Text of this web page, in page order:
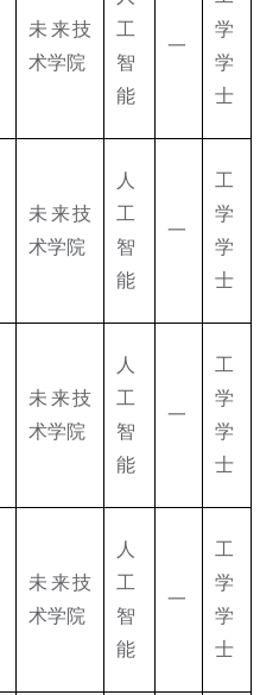
未来技
术学院
工
智
能
一
学
学
士
未来技
术学院
人
工
智
能
一
工
学
学
士
未来技
术学院
人
工
智
能
一
工
学
学
士
未来技
术学院
人
工
智
能
一
工
学
学
士